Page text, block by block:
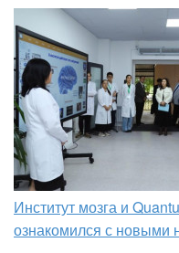
Институт мозга и
ознакомился с